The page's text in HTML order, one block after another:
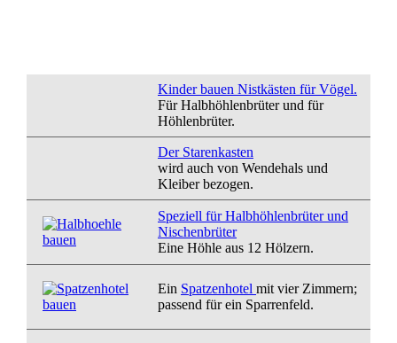
Kinder bauen Nistkästen für Vögel.
Für Halbhöhlenbrüter und für
Höhlenbrüter.
Der Starenkasten
wird auch von Wendehals und
Kleiberbezogen.
Speziell für Halbhöhlenbrüter und
Nischenbrüter
Eine Höhle aus 12 Hölzern.
Ein Spatzenhotel mit vier Zimmern;
passend für ein Sparrenfeld.